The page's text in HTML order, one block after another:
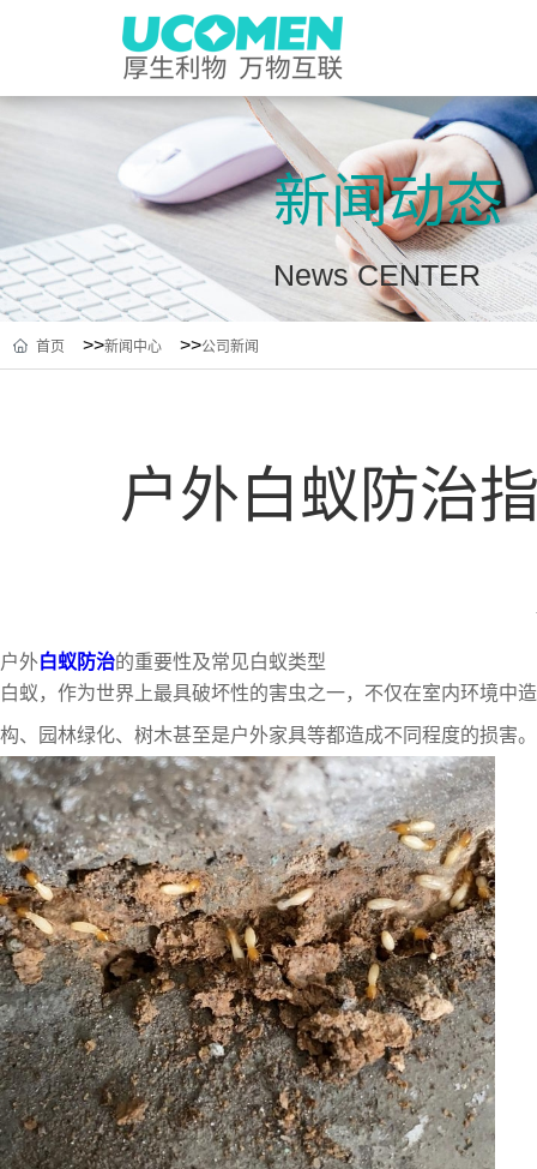
新闻动态
News CENTER
首页 >>新闻中心 >>公司新闻
户外白蚁防治
户外白蚁防治的重要性及常见白蚁类型
白蚁，作为世界上最具破坏性的害虫之一，不仅在室内环境中
构、园林绿化、树木甚至是户外家具等都造成不同程度的损害